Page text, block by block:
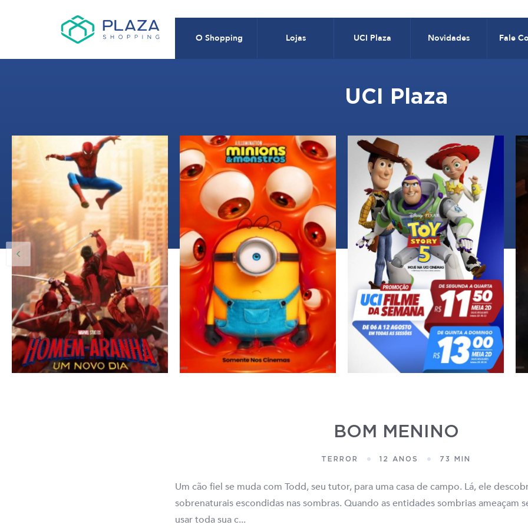
O Shopping Lojas UCI Plaza Novidades Fale
UCI Plaza
12:20, 15:15, 18:10, 21:10 13:00 15:00
BOM MENINO
TERROR 12 ANOS 73 MIN
Um cão fiel se muda com Todd, seu tutor, para uma casa de campo. Lá, ele
sobrenaturais escondidas nas sombras. Quando as entidades sombrias ameaçam
usar toda sua c...